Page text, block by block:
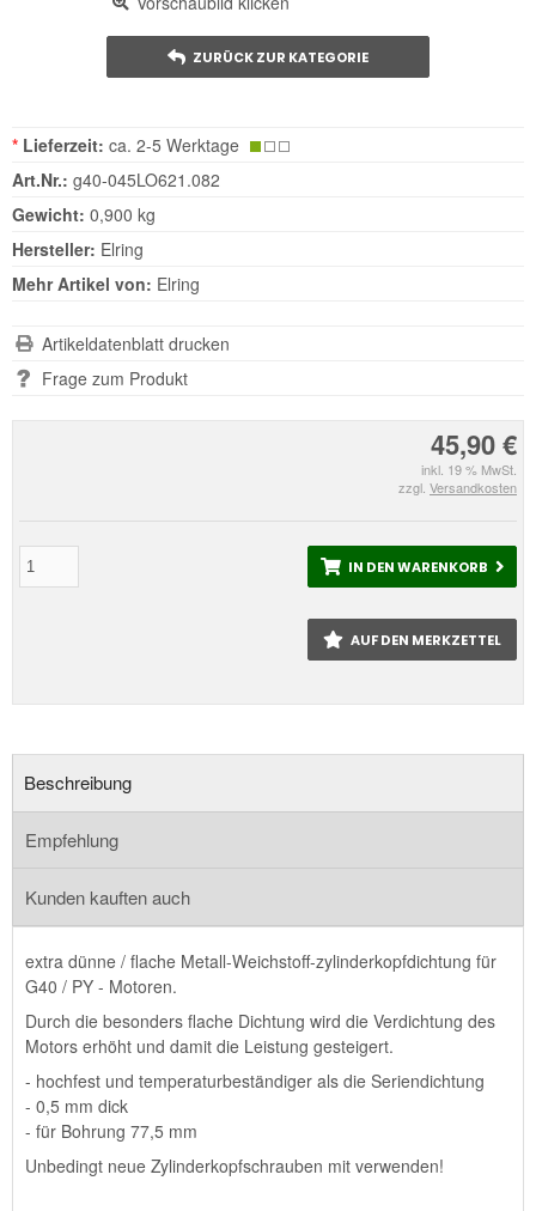
ZURÜCK ZUR KATEGORIE
45,90 €
inkl. 19 % MwSt.
zzgl. Versandkosten
IN DEN WARENKORB
AUF DEN MERKZETTEL
* Lieferzeit: ca. 2-5 Werktage
Art.Nr.: g40-045LO621.082
Gewicht: 0,900 kg
Hersteller: Elring
Mehr Artikel von: Elring
Artikeldatenblatt drucken
Frage zum Produkt
Beschreibung
Empfehlung
Kunden kauften auch
extra dünne / flache Metall-Weichstoff-zylinderkopfdichtung für
G40 / PY - Motoren.
Durch die besonders flache Dichtung wird die Verdichtung des
Motors erhöht und damit die Leistung gesteigert.
- hochfest und temperaturbeständiger als die Seriendichtung
- 0,5 mm dick
- für Bohrung 77,5 mm
Unbedingt neue Zylinderkopfschrauben mit verwenden!